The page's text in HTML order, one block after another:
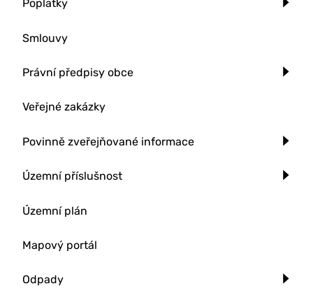
Poplatky
Smlouvy
Právní předpisy obce
Veřejné zakázky
Povinně zveřejňované informace
Územní příslušnost
Územní plán
Mapový portál
Odpady